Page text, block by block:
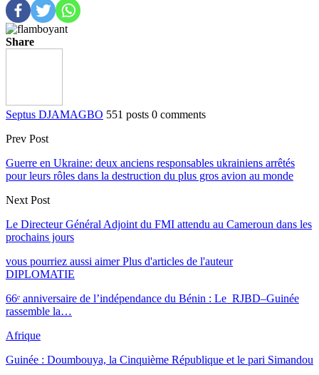
Share
Septus DJAMAGBO 551 posts 0 comments
Prev Post
Guerre en Ukraine: deux anciens responsables ukrainiens arrêtés
pour leurs rôles dans la destruction du plus gros avion au monde
Next Post
Le Directeur Général Adjoint du FMI attendu au Cameroun dans les
prochains jours
vous pourriez aussi aimer Plus d'articles de l'auteur
DIPLOMATIE
66ᵉ anniversaire de l’indépendance du Bénin : Le RJBD–Guinée
rassemble la…
Afrique
Guinée : Doumbouya, la Cinquième République et le pari Simandou